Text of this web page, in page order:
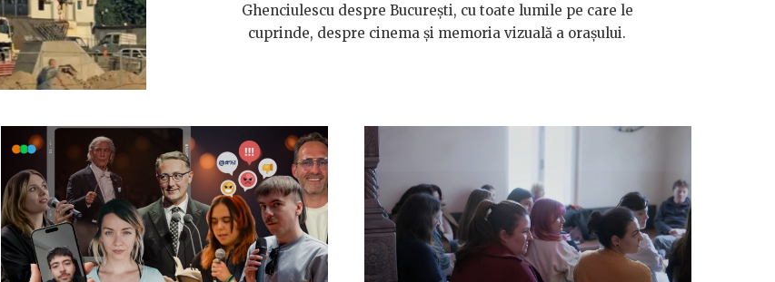
Ghenciulescu despre București, cu toate lumile pe care le
cuprinde, despre cinema și memoria vizuală a orașului.